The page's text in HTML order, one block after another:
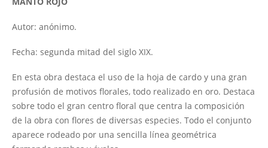
Autor: anónimo.
Fecha: segunda mitad del siglo XIX.
En esta obra destaca el uso de la hoja de cardo y una gran
profusión de motivos florales, todo realizado en oro. Destaca
sobre todo el gran centro floral que centra la composición
de la obra con flores de diversas especies. Todo el conjunto
aparece rodeado por una sencilla línea geométrica